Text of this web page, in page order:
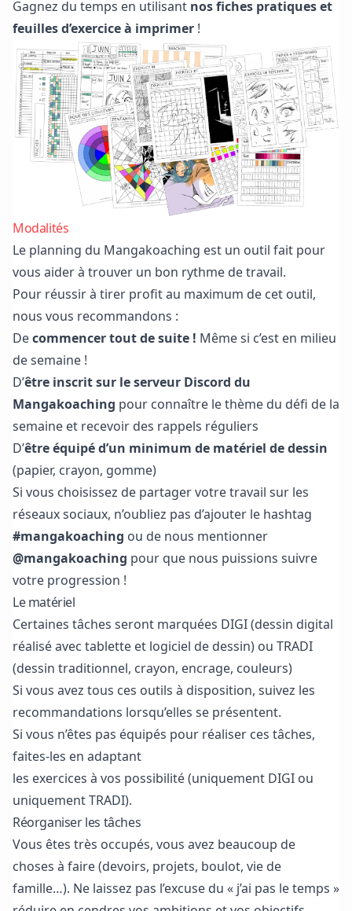
Gagnez du temps en utilisant nos fiches pratiques et
feuilles d’exercice à imprimer !
Modalités
Le planning du Mangakoaching est un outil fait pour
vous aider à trouver un bon rythme de travail.
Pour réussir à tirer profit au maximum de cet outil,
nous vous recommandons :
Decommencer tout de suite ! Même si c’est en milieu
de semaine !
D’être inscrit sur le serveur Discord du
Mangakoaching pour connaître le thème du défi de la
semaine et recevoir des rappels réguliers
D’être équipé d’un minimum de matériel de dessin
(papier, crayon, gomme)
Si vous choisissez de partager votre travail sur les
réseaux sociaux, n’oubliez pas d’ajouter le hashtag
#mangakoaching ou de nous mentionner
@mangakoaching pour que nous puissions suivre
votre progression !
Le matériel
Certaines tâches seront marquées DIGI (dessin digital
réalisé avec tablette et logiciel de dessin) ou TRADI
(dessin traditionnel, crayon, encrage, couleurs)
Si vous avez tous ces outils à disposition, suivez les
recommandations lorsqu’elles se présentent.
Si vous n’êtes pas équipés pour réaliser ces tâches,
faites-les en adaptant
les exercices à vos possibilité (uniquement DIGI ou
uniquement TRADI).
Réorganiser les tâches
Vous êtes très occupés, vous avez beaucoup de
choses à faire (devoirs, projets, boulot, vie de
famille…). Ne laissez pas l’excuse du « j’ai pas le temps »